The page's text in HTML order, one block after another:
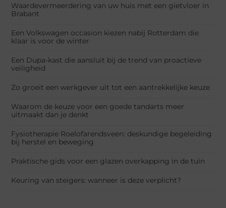
Waardevermeerdering van uw huis met een gietvloer in
Brabant
Een Volkswagen occasion kiezen nabij Rotterdam die
klaar is voor de winter
Een Dupa-kast die aansluit bij de trend van proactieve
veiligheid
Zo groeit een werkgever uit tot een aantrekkelijke keuze
Waarom de keuze voor een goede tandarts meer
uitmaakt dan je denkt
Fysiotherapie Roelofarendsveen: deskundige begeleiding
bij herstel en beweging
Praktische gids voor een glazen overkapping in de tuin
Keuring van steigers: wanneer is deze verplicht?